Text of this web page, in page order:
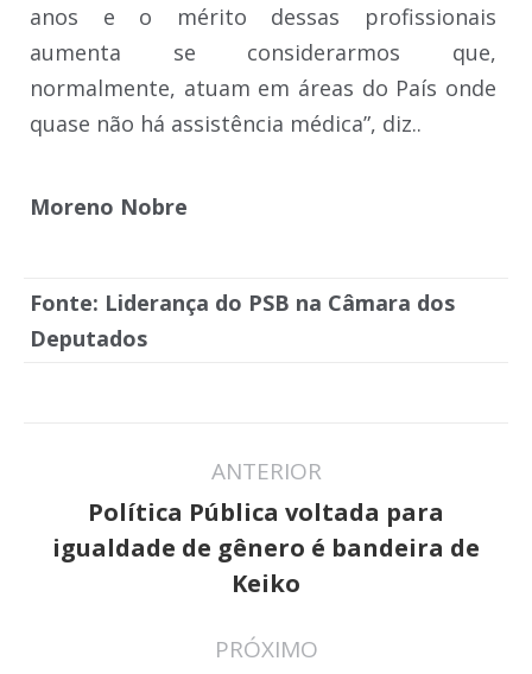
anos e o mérito dessas profissionais
aumenta se considerarmos que,
normalmente, atuam em áreas do País onde
quase não há assistência médica”, diz..
Moreno Nobre
Fonte: Liderança do PSB na Câmara dos
Deputados
post:
ANTERIOR
Post
anterior:
Política Pública voltada para
igualdade de gênero é bandeira de
Keiko
PRÓXIMO